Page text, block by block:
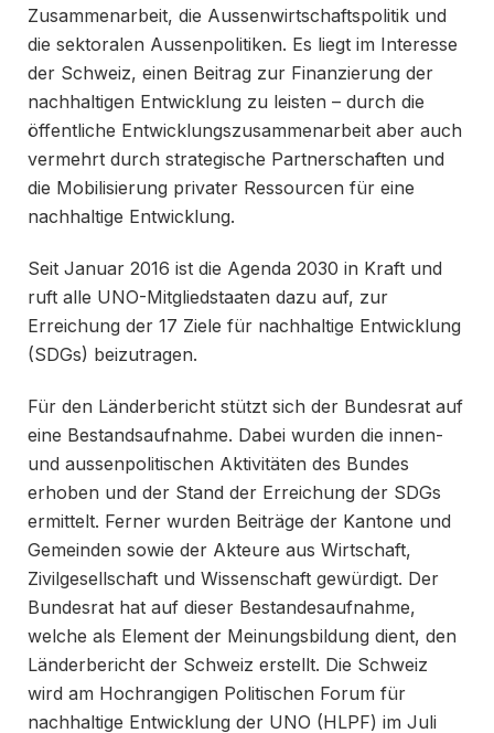
Zusammenarbeit, die Aussenwirtschaftspolitik und
die sektoralen Aussenpolitiken. Es liegt im Interesse
der Schweiz, einen Beitrag zur Finanzierung der
nachhaltigen Entwicklung zu leisten – durch die
öffentliche Entwicklungszusammenarbeit aber auch
vermehrt durch strategische Partnerschaften und
die Mobilisierung privater Ressourcen für eine
nachhaltige Entwicklung.
Seit Januar 2016 ist die Agenda 2030 in Kraft und
ruft alle UNO-Mitgliedstaaten dazu auf, zur
Erreichung der 17 Ziele für nachhaltige Entwicklung
(SDGs) beizutragen.
Für den Länderbericht stützt sich der Bundesrat auf
eine Bestandsaufnahme. Dabei wurden die innen-
und aussenpolitischen Aktivitäten des Bundes
erhoben und der Stand der Erreichung der SDGs
ermittelt. Ferner wurden Beiträge der Kantone und
Gemeinden sowie der Akteure aus Wirtschaft,
Zivilgesellschaft und Wissenschaft gewürdigt. Der
Bundesrat hat auf dieser Bestandesaufnahme,
welche als Element der Meinungsbildung dient, den
Länderbericht der Schweiz erstellt. Die Schweiz
wird am Hochrangigen Politischen Forum für
nachhaltige Entwicklung der UNO (HLPF) im Juli